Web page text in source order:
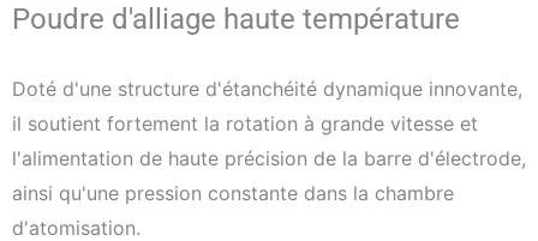
Poudre d'alliage haute température
Doté d'une structure d'étanchéité dynamique innovante,
il soutient fortement la rotation à grande vitesse et
l'alimentation de haute précision de la barre d'électrode,
ainsi qu'une pression constante dans la chambre
d'atomisation.